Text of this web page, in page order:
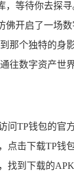
等待你去探寻
佛开启了一场数
那个独特的身
往数字资产世
TP钱包的官方
击下载TP钱
到下载的APK